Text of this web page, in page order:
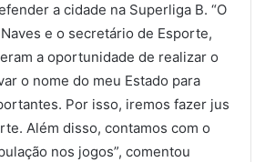
a cidade na Superliga B. “O
e o secretário de Esporte,
a oportunidade de realizar o
o nome do meu Estado para
Por isso, iremos fazer jus
Além disso, contamos com o
nos jogos”, comentou